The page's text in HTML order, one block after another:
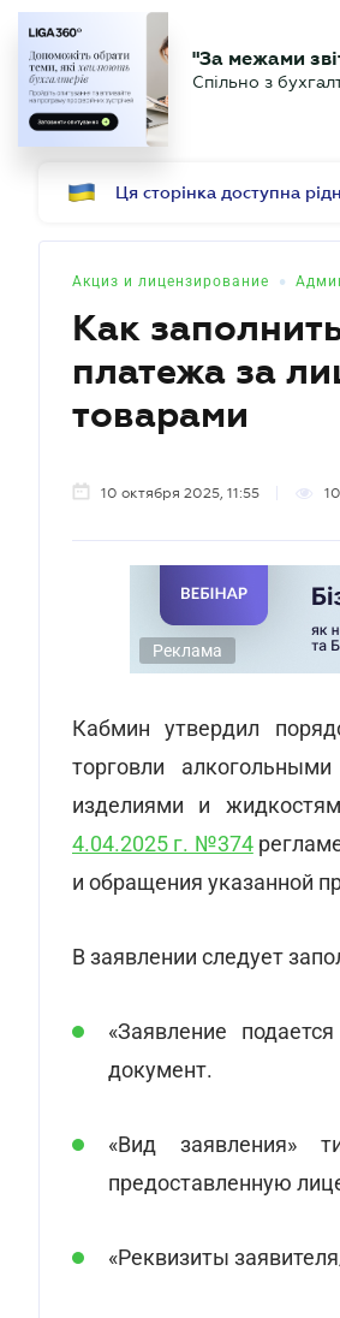
БУХГАЛТЕР Новости
"За межами
Спільно з
Ця сторінка доступна
Акциз и лицензирование •
Как
платежа за
товарами
10 октября 2025, 11:55
Реклама
Кабмин утвердил
торговли
изделиями и
4.04.2025 г. №374
и обращения указанной
В заявлении следует
«Заявление
документ.
«Вид заявления»
предоставленную
«Реквизиты